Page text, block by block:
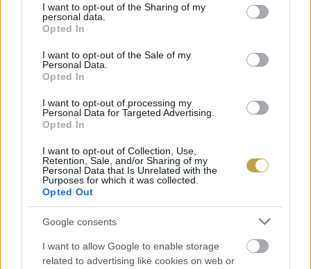
not limited to your visit or usage behaviour. You may click to
grant or deny consent to Google and its third-party tags to
use your data for below specified purposes in below Google
consent section.
I want to opt-out of the Sharing of my
personal data.
Opted In
I want to opt-out of the Sale of my
Personal Data.
Opted In
I want to opt-out of processing my
Personal Data for Targeted Advertising.
Opted In
I want to opt-out of Collection, Use,
Retention, Sale, and/or Sharing of my
Personal Data that Is Unrelated with the
Purposes for which it was collected.
Opted Out
Google consents
I want to allow Google to enable storage
related to advertising like cookies on web or
Címlapfotó: Zachariah Hagy / Unsplash